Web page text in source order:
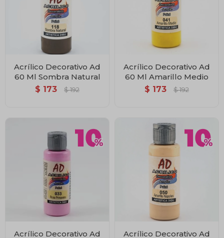
Acrílico Decorativo Ad
60 Ml Sombra Natural
$ 173 $ 192
Acrílico Decorativo Ad
60 Ml Amarillo Medio
$ 173 $ 192
Acrílico Decorativo Ad Acrílico Decorativo Ad